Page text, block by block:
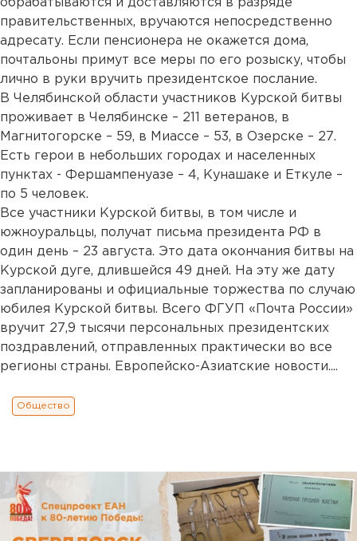
обрабатываются и доставляются в разряде
правительственных, вручаются непосредственно
адресату. Если пенсионера не окажется дома,
почтальоны примут все меры по его розыску, чтобы
лично в руки вручить президентское послание.
В Челябинской области участников Курской битвы
проживает в Челябинске – 211 ветеранов, в
Магнитогорске – 59, в Миассе – 53, в Озерске – 27.
Есть герои в небольших городах и населенных
пунктах - Фершампенуазе – 4, Кунашаке и Еткуле –
по 5 человек.
Все участники Курской битвы, в том числе и
южноуральцы, получат письма президента РФ в
один день – 23 августа. Это дата окончания битвы на
Курской дуге, длившейся 49 дней. На эту же дату
запланированы и официальные торжества по случаю
юбилея Курской битвы. Всего ФГУП «Почта России»
вручит 27,9 тысячи персональных президентских
поздравлений, отправленных практически во все
регионы страны. Европейско-Азиатские новости....
Общество